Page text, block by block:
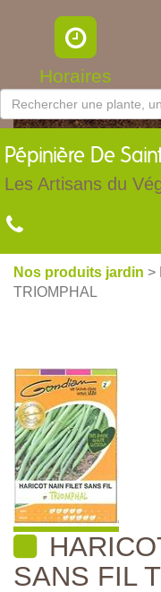
Horaires
Pépinière De
Les Artisans du
Nos produits jardin >
TRIOMPHAL
SANS FIL